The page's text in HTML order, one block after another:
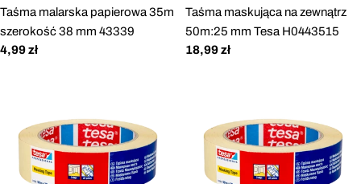
Taśma malarska papierowa 35m
szerokość 38 mm 43339
Cena
4,99 zł
Taśma maskująca na zewnątrz
50m:25 mm Tesa H0443515
Cena
18,99 zł